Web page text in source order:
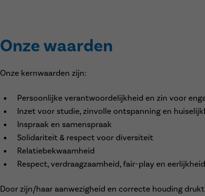
Onze waarden
Onze kernwaarden zijn:
Persoonlijke verantwoordelijkheid en zin voor
Inzet voor studie, zinvolle ontspanning en
Inspraak en samenspraak
Solidariteit & respect voor diversiteit
Relatiebekwaamheid
Respect, verdraagzaamheid, fair-play en eerlijkheid
Door zijn/haar aanwezigheid en correcte houding